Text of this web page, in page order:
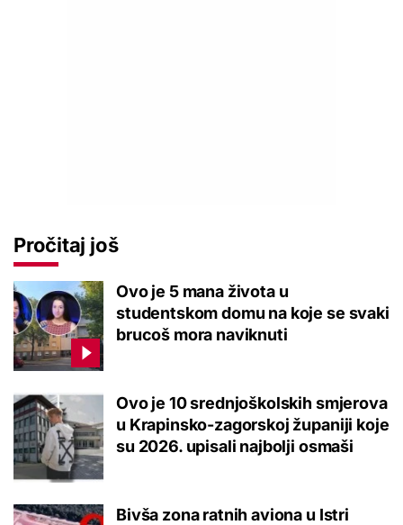
Pročitaj još
Ovo je 5 mana života u
studentskom domu na koje se svaki
brucoš mora naviknuti
Ovo je 10 srednjoškolskih smjerova
u Krapinsko-zagorskoj županiji koje
su 2026. upisali najbolji osmaši
Bivša zona ratnih aviona u Istri